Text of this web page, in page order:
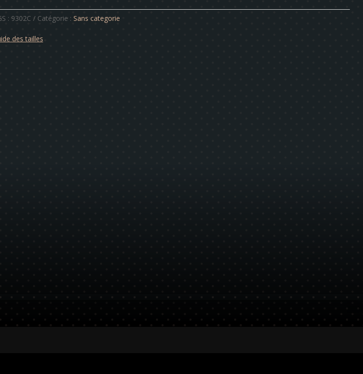
: 9302C Catégorie : Sans categorie
des tailles